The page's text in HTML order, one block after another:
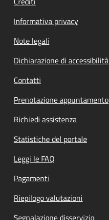
Informativa privacy
Note legali
Dichiarazione di accessibilità
Contatti
Prenotazione appuntamento
Richiedi assistenza
Statistiche del portale
Leggi le FAQ
Pagamenti
Riepilogo valutazioni
Segnalazione disservizio